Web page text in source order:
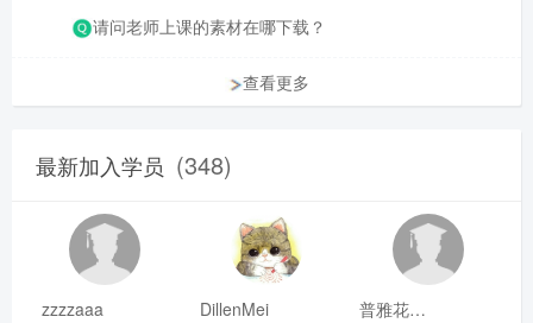
请问老师上课的素材在哪下载？
查看更多
最新加入学员 (348)
zzzzaaa DillenMei 普雅花qya